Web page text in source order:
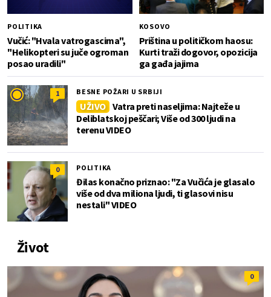
POLITIKA
Vučić: "Hvala vatrogascima",
"Helikopteri su juče ogroman
posao uradili"
KOSOVO
Priština u političkom haosu:
Kurti traži dogovor, opozicija
ga gađa jajima
1 BESNE POŽARI U SRBIJI
UŽIVO Vatra preti naseljima: Najteže u
Deliblatskoj peščari; Više od 300 ljudi na
terenu VIDEO
0 POLITIKA
Đilas konačno priznao: "Za Vučića je glasalo
više od dva miliona ljudi, ti glasovi nisu
nestali" VIDEO
Život
0